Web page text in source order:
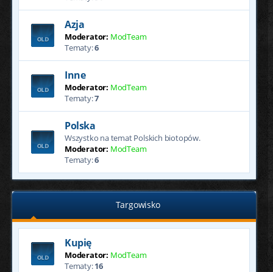
Azja
Moderator: ModTeam
Tematy:6
Inne
Moderator: ModTeam
Tematy:7
Polska
Wszystko na temat Polskich biotopów.
Moderator: ModTeam
Tematy:6
Targowisko
Kupię
Moderator: ModTeam
Tematy:16